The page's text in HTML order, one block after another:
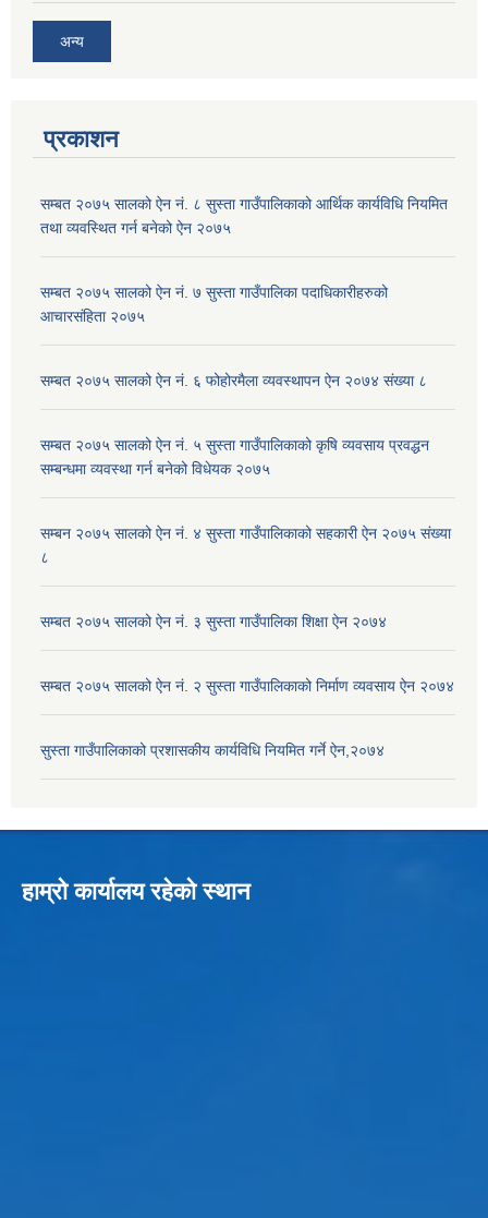
अन्य
प्रकाशन
सम्बत २०७५ सालको ऐन नं. ८ सुस्ता गाउँपालिकाको आर्थिक कार्यविधि नियमित
तथा व्यवस्थित गर्न बनेको ऐन २०७५
सम्बत २०७५ सालको ऐन नं. ७ सुस्ता गाउँपालिका पदाधिकारीहरुको
आचारसंहिता २०७५
सम्बत २०७५ सालको ऐन नं. ६ फोहोरमैला व्यवस्थापन ऐन २०७४ संख्या ८
सम्बत २०७५ सालको ऐन नं. ५ सुस्ता गाउँपालिकाको कृषि व्यवसाय प्रवद्धन
सम्बन्धमा व्यवस्था गर्न बनेको विधेयक २०७५
सम्बन २०७५ सालको ऐन नं. ४ सुस्ता गाउँपालिकाको सहकारी ऐन २०७५ संख्या
८
सम्बत २०७५ सालको ऐन नं. ३ सुस्ता गाउँपालिका शिक्षा ऐन २०७४
सम्बत २०७५ सालको ऐन नं. २ सुस्ता गाउँपालिकाको निर्माण व्यवसाय ऐन २०७४
सुस्ता गाउँपालिकाको प्रशासकीय कार्यविधि नियमित गर्ने ऐन,२०७४
हाम्रो कार्यालय रहेको स्थान